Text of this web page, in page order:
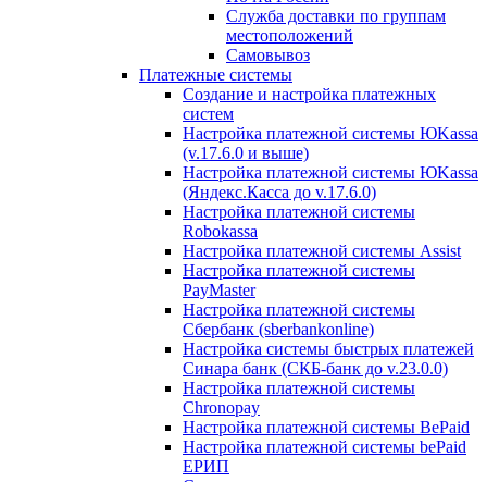
Служба доставки по группам
местоположений
Самовывоз
Платежные системы
Создание и настройка платежных
систем
Настройка платежной системы ЮKassa
(v.17.6.0 и выше)
Настройка платежной системы ЮKassa
(Яндекс.Касса до v.17.6.0)
Настройка платежной системы
Robokassa
Настройка платежной системы Assist
Настройка платежной системы
PayMaster
Настройка платежной системы
Сбербанк (sberbankonline)
Настройка системы быстрых платежей
Синара банк (СКБ-банк до v.23.0.0)
Настройка платежной системы
Chronopay
Настройка платежной системы BePaid
Настройка платежной системы bePaid
ЕРИП